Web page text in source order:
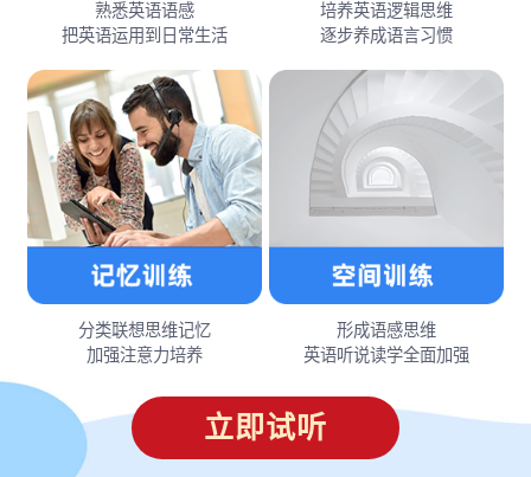
熟悉英语语感
把英语运用到日常生活
培养英语逻辑思维
逐步养成语言习惯
分类联想思维记忆
加强注意力培养
形成语感思维
英语听说读学全面加强
立即试听